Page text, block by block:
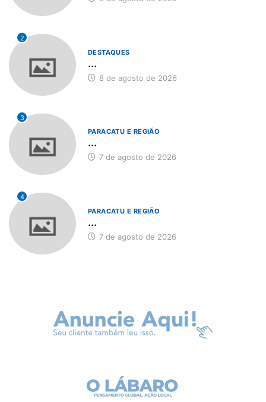
2
DESTAQUES
...
8 de agosto de 2026
3
PARACATU E REGIÃO
...
7 de agosto de 2026
4
PARACATU E REGIÃO
...
7 de agosto de 2026